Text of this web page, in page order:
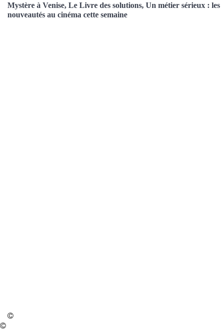
Mystère à Venise, Le Livre des solutions, Un métier sérieux : les
nouveautés au cinéma cette semaine